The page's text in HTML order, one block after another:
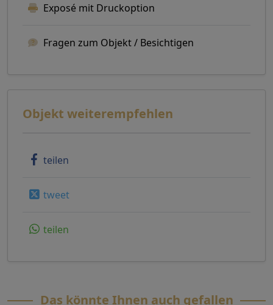
Exposé mit Druckoption
Fragen zum Objekt / Besichtigen
Objekt weiterempfehlen
teilen
tweet
teilen
Das könnte Ihnen auch gefallen